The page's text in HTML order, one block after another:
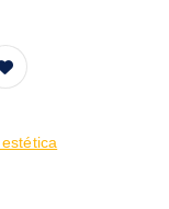
cantidad